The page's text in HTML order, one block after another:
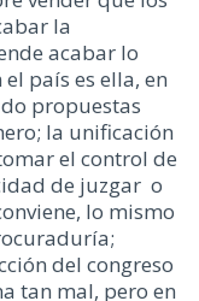
la
acabar lo
país es ella, en
propuestas
la unificación
el control de
de juzgar o
lo mismo
del congreso
tan mal, pero en